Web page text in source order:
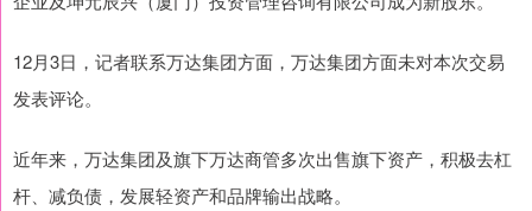
12月3日，记者联系万达集团方面，万达集团方面未对本次交易
发表评论。
近年来，万达集团及旗下万达商管多次出售旗下资产，积极去杠
杆、减负债，发展轻资产和品牌输出战略。